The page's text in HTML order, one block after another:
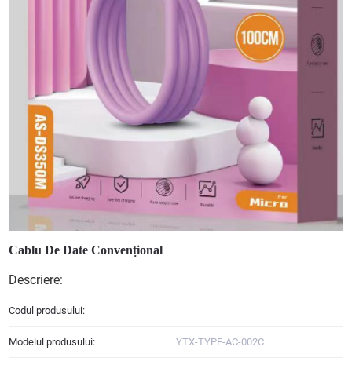
Cablu De Date Convențional
Descriere:
Codul produsului:
Modelul produsului: YTX-TYPE-AC-002C